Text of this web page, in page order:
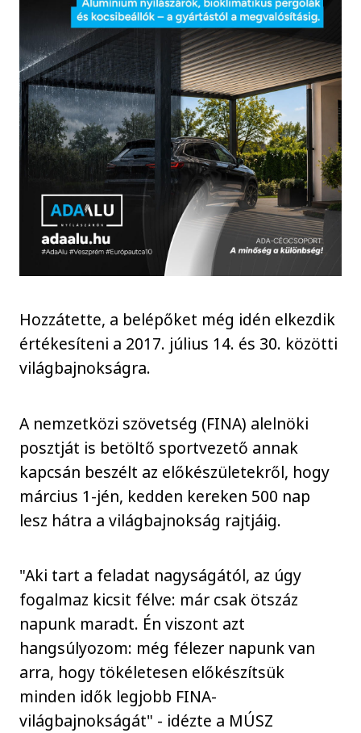
Hozzátette, a belépőket még idén elkezdik
értékesíteni a 2017. július 14. és 30. közötti
világbajnokságra.
A nemzetközi szövetség (FINA) alelnöki
posztját is betöltő sportvezető annak
kapcsán beszélt az előkészületekről, hogy
március 1-jén, kedden kereken 500 nap
lesz hátra a világbajnokság rajtjáig.
"Aki tart a feladat nagyságától, az úgy
fogalmaz kicsit félve: már csak ötszáz
napunk maradt. Én viszont azt
hangsúlyozom: még félezer napunk van
arra, hogy tökéletesen előkészítsük
minden idők legjobb FINA-
világbajnokságát" - idézte a MÚSZ